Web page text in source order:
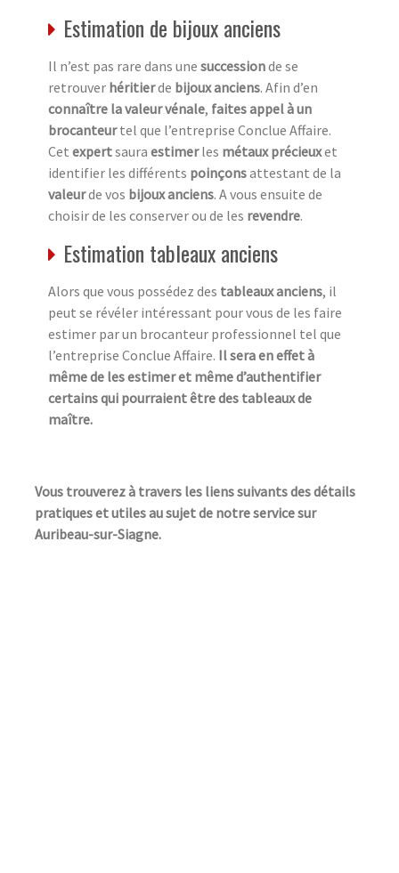
Estimation de bijoux anciens
Il n’est pas rare dans une successionde se
retrouver héritierde bijoux anciens. Afin d’en
connaître la valeur vénale, faites appel à un
brocanteurtel que l’entreprise Conclue Affaire.
Cet expertsaura estimerles métaux précieuxet
identifier les différents poinçonsattestant de la
valeurde vos bijoux anciens. A vous ensuite de
choisir de les conserver ou de les revendre.
Estimation tableaux anciens
Alors que vous possédez des tableaux anciens, il
peut se révéler intéressant pour vous de les faire
estimer par un brocanteur professionnel tel que
l’entreprise Conclue Affaire. Il sera en effet à
même de les estimer et même d’authentifier
certains qui pourraient être des tableaux de
maître.
Vous trouverez à travers les liens suivants des détails
pratiques et utiles au sujet de notre service sur
Auribeau-sur-Siagne.